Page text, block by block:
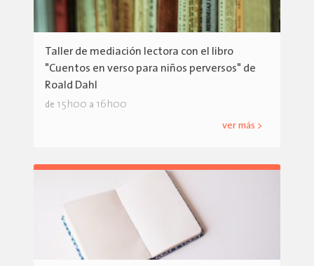
Taller de mediación lectora con el libro
"Cuentos en verso para niños perversos" de
Roald Dahl
de 15h00 a 16h00
ver más >